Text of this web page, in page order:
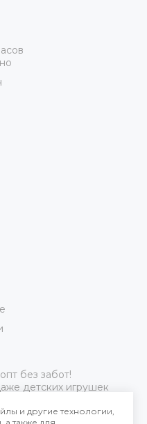
без забот!
детских игрушек
и другие технологии,